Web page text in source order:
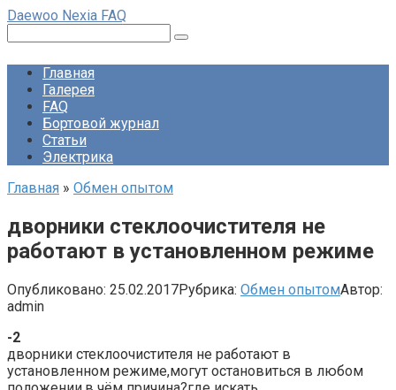
Перейти
контенту
Daewoo Nexia FAQ
Главная
Галерея
FAQ
Бортовой журнал
Статьи
Электрика
Главная » Обмен опытом
дворники стеклоочистителя не
работают в установленном режиме
Опубликовано: 25.02.2017Рубрика: Обмен опытомАвтор:
admin
-2
дворники стеклоочистителя не работают в
установленном режиме,могут остановиться в любом